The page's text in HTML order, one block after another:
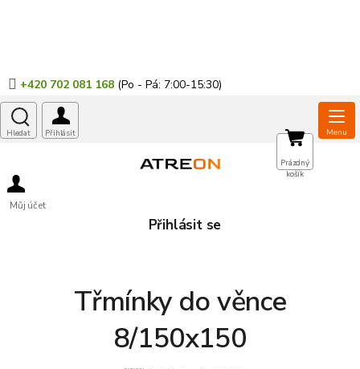
+420 702 081 168
Můj účet
Přihlásit se
NÁKUPNÍ
KOŠÍK
Prázdný
košík
Třmínky do věnce
8/150x150